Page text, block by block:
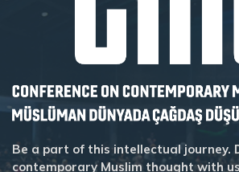
Be a part of this intellectual journey.
contemporary Muslim thought with